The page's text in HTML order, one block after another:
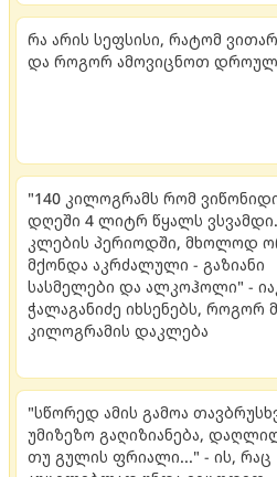
რა არის სეფსისი, რატომ
და როგორ ამოვიცნოთ
"140 კილოგრამს რომ
დღეში 4 ლიტრ წყალს
კლების პერიოდში, მხოლოდ
მქონდა აკრძალული - გაზიანი
სასმელები და ალკოჰოლი" -
ჭალაგანიძე იხსენებს, როგორ
კილოგრამის დაკლება
"სწორედ ამის გამოა
უმიზეზო გაღიზიანება,
თუ გულის ფრიალი..." - ის, რაც